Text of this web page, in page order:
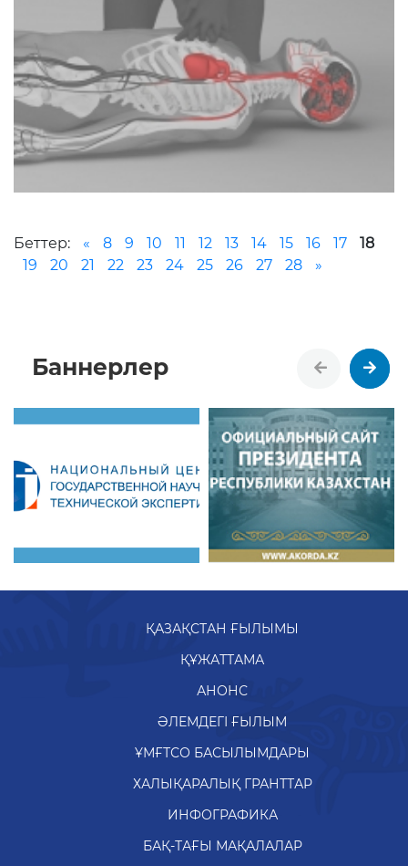
Беттер: « 8 9 10 11 12 13 14 15 16 17
18
19
20 21 22 23 24 25 26 27 28 »
Баннерлер
ҚАЗАҚСТАН ҒЫЛЫМЫ
ҚҰЖАТТАМА
АНОНС
ӘЛЕМДЕГІ ҒЫЛЫМ
ҰМҒТСО БАСЫЛЫМДАРЫ
ХАЛЫҚАРАЛЫҚ ГРАНТТАР
ИНФОГРАФИКА
БАҚ-ТАҒЫ МАҚАЛАЛАР